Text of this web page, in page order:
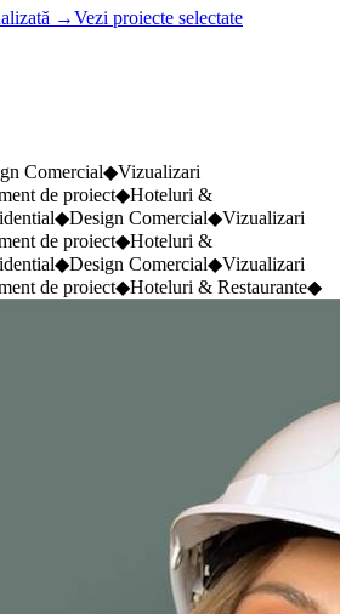
→Vezi proiecte selectate
Comercial◆Vizualizari
de proiect◆Hoteluri &
◆Design Comercial◆Vizualizari
de proiect◆Hoteluri &
◆Design Comercial◆Vizualizari
de proiect◆Hoteluri & Restaurante◆